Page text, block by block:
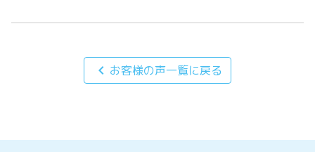
chevron_left お客様の声一覧に戻る